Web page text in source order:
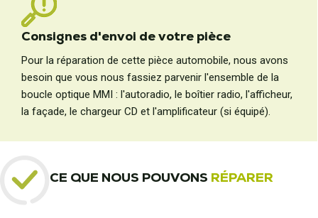
Consignes d'envoi de votre pièce
Pour la réparation de cette pièce automobile, nous avons
besoin que vous nous fassiez parvenir l'ensemble de la
boucle optique MMI : l'autoradio, le boîtier radio, l'afficheur,
la façade, le chargeur CD et l'amplificateur (si équipé).
CE QUE NOUS POUVONS RÉPARER